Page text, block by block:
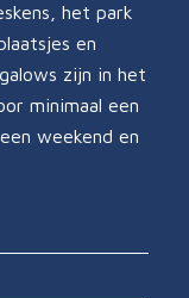
het park
en
zijn in het
minimaal een
weekend en